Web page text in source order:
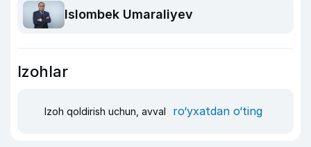
Islombek Umaraliyev
Izohlar
Izoh qoldirish uchun, avval ro‘yxatdan o‘ting